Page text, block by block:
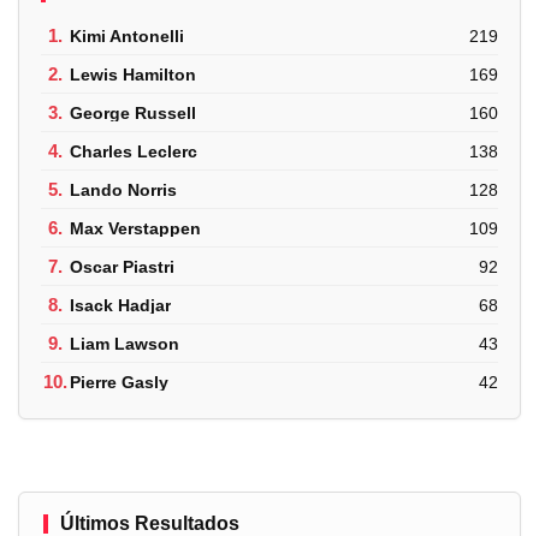
1. Kimi Antonelli 219
2. Lewis Hamilton 169
3. George Russell 160
4. Charles Leclerc 138
5. Lando Norris 128
6. Max Verstappen 109
7. Oscar Piastri 92
8. Isack Hadjar 68
9. Liam Lawson 43
10.Pierre Gasly 42
Últimos Resultados